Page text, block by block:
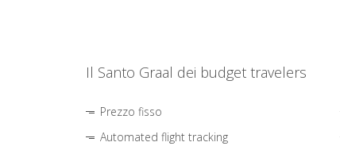
Il Santo Graal dei budget travelers
Prezzo fisso
Automated flight tracking